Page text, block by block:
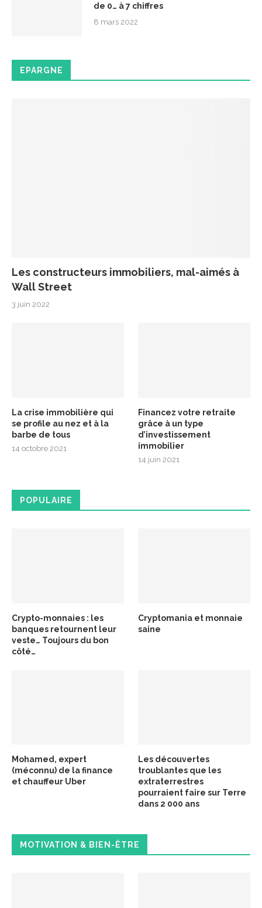
de 0… à 7 chiffres
8 mars 2022
EPARGNE
Les constructeurs immobiliers, mal-aimés à
Wall Street
3 juin 2022
La crise immobilière qui
se profile au nez et à la
barbe de tous
14 octobre 2021
Financez votre retraite
grâce à un type
d’investissement
immobilier
14 juin 2021
POPULAIRE
Crypto-monnaies : les
banques retournent leur
veste… Toujours du bon
côté…
Cryptomania et monnaie
saine
Mohamed, expert
(méconnu) de la finance
et chauffeur Uber
Les découvertes
troublantes que les
extraterrestres
pourraient faire sur Terre
dans 2 000 ans
MOTIVATION & BIEN-ÊTRE